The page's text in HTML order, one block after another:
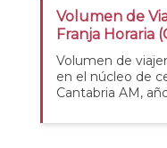
Volumen de
Franja Horaria
Volumen de
en el núcleo de
Cantabria AM,